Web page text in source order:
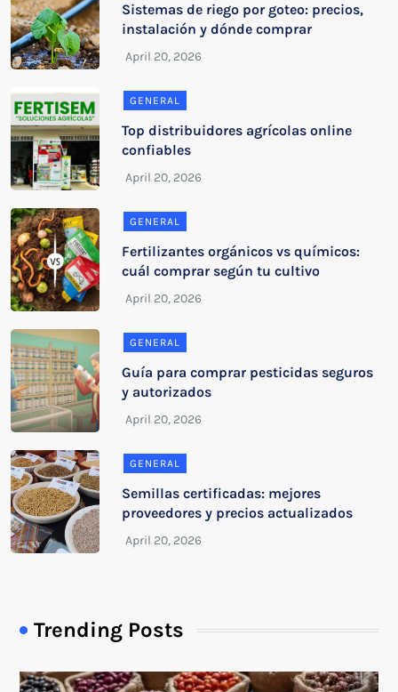
Sistemas de riego por goteo: precios,
instalación y dónde comprar
GENERAL
Top distribuidores agrícolas online
confiables
GENERAL
Fertilizantes orgánicos vs químicos:
cuál comprar según tu cultivo
GENERAL
Guía para comprar pesticidas seguros
y autorizados
GENERAL
Semillas certificadas: mejores
proveedores y precios actualizados
Trending Posts